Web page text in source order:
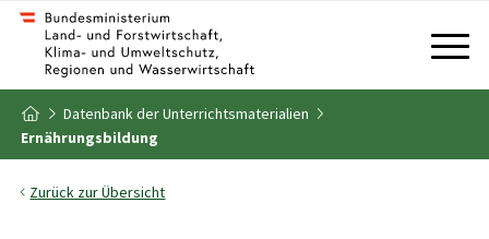
Zum Inhalt
Zum Inhaltsverzeichnis
Zur Startseite
Datenbank der Unterrichtsmaterialien
Ernährungsbildung
Zurück zur Übersicht